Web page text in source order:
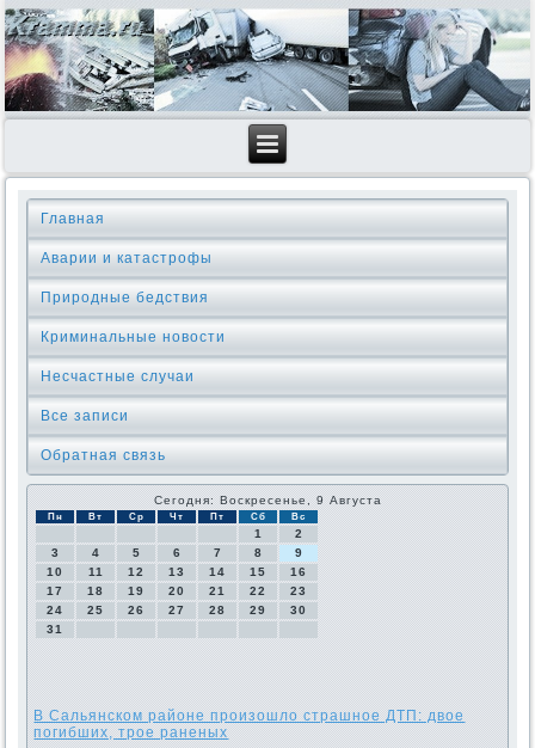
Главная
Аварии и катастрофы
Природные бедствия
Криминальные новοсти
Несчастные случаи
Все записи
Обратная связь
Сегодня: Воскресенье, 9 Августа
Пн Вт Ср Чт Пт Сб Вс
1
2
3
4 5 6 7 8
9
10
11 12 13 14 15
16
17
18 19 20 21 22
23
24
25 26 27 28 29
30
31
В Сальянском районе произошло страшное ДТП: двое
погибших, трое раненых